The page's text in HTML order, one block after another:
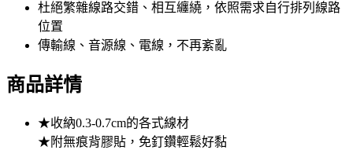
杜絕繁雜線路交錯、相互纏繞，依照需求自行排列線路
位置
傳輸線、音源線、電線，不再紊亂
商品詳情
★收納0.3-0.7cm的各式線材
★附無痕背膠貼，免釘鑽輕鬆好黏